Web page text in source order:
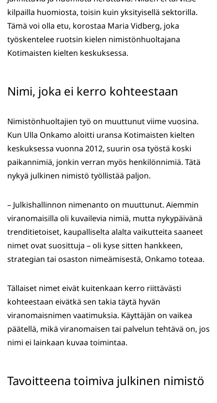
kilpailla huomiosta, toisin kuin yksityisellä sektorilla.
Tämä voi olla etu, korostaa Maria Vidberg, joka
työskentelee ruotsin kielen nimistönhuoltajana
Kotimaisten kielten keskuksessa.
Nimi, joka ei kerro kohteestaan
Nimistönhuoltajien työ on muuttunut viime vuosina.
Kun Ulla Onkamo aloitti uransa Kotimaisten kielten
keskuksessa vuonna 2012, suurin osa työstä koski
paikannimiä, jonkin verran myös henkilönnimiä. Tätä
nykyä julkinen nimistö työllistää paljon.
– Julkishallinnon nimenanto on muuttunut. Aiemmin
viranomaisilla oli kuvailevia nimiä, mutta nykypäivänä
trenditietoiset, kaupalliselta alalta vaikutteita saaneet
nimet ovat suosittuja – oli kyse sitten hankkeen,
strategian tai osaston nimeämisestä, Onkamo toteaa.
Tällaiset nimet eivät kuitenkaan kerro riittävästi
kohteestaan eivätkä sen takia täytä hyvän
viranomaisnimen vaatimuksia. Käyttäjän on vaikea
päätellä, mikä viranomaisen tai palvelun tehtävä on, jos
nimi ei lainkaan kuvaa toimintaa.
Tavoitteena toimiva julkinen nimistö